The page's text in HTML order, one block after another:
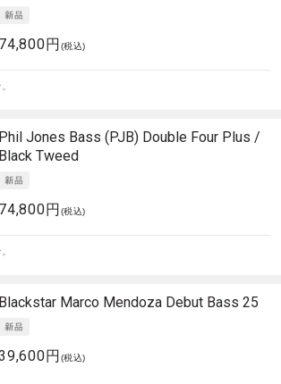
74,800円 (税込)
Phil Jones Bass (PJB) Double Four Plus /
Black Tweed
74,800円 (税込)
Blackstar Marco Mendoza Debut Bass 25
円 (税込)